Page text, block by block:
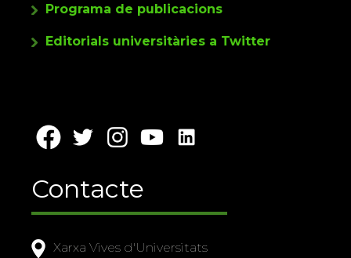
Editorials universitàries a Twitter
Contacte
Xarxa Vives d'Universitats